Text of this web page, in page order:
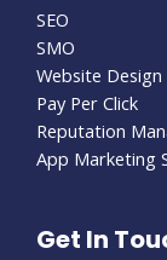
SEO
SMO
Website Design
Pay Per Click
Reputation
App Marketing
Get In